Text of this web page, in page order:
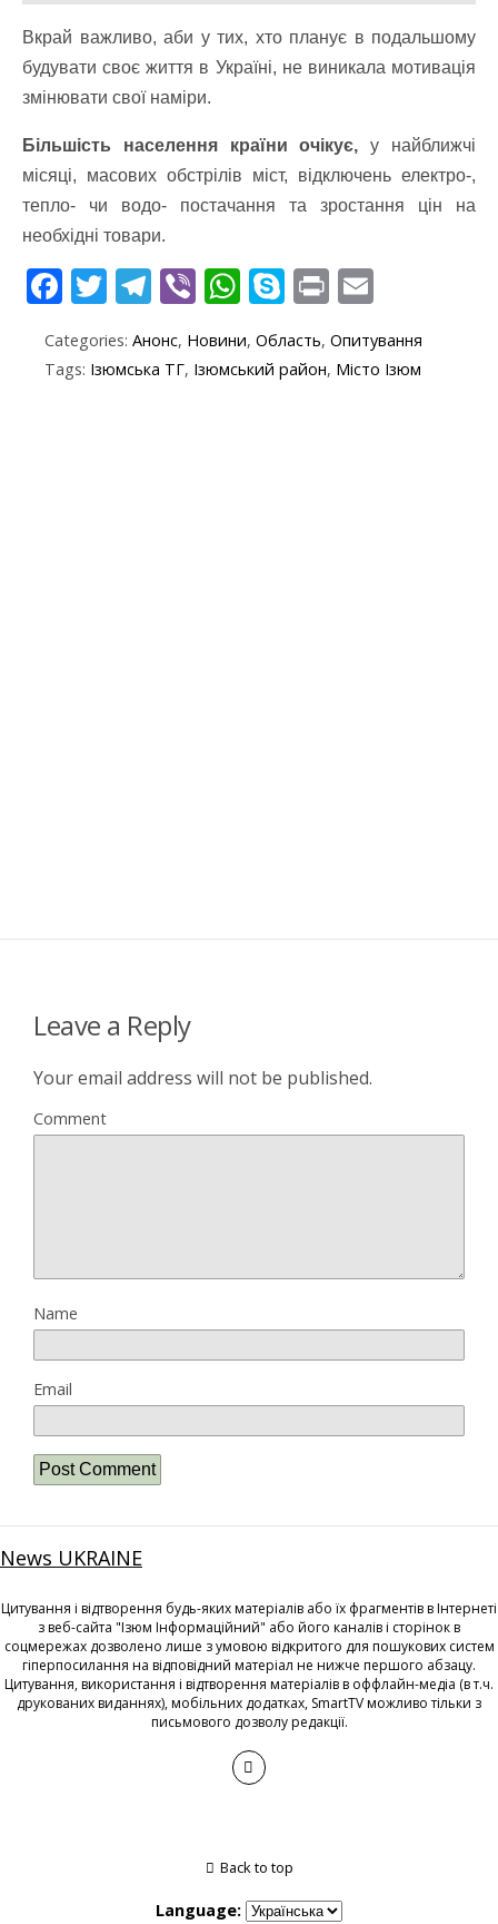
Вкрай важливо, аби у тих, хто планує в подальшому
будувати своє життя в Україні, не виникала мотивація
змінювати свої наміри.
Більшість населення країни очікує, у найближчі
місяці, масових обстрілів міст, відключень електро-,
тепло- чи водо- постачання та зростання цін на
необхідні товари.
F
e
b
T
itt
T
e
gr
Vi
er
W
at
S
y
Pr
t ai
Categories: Анонс, Новини, Область, Опитування
Tags: Ізюмська ТГ, Ізюмський район, Місто Ізюм
Leave a Reply
Your email address will not be published.
Comment
Name
Email
News UKRAINE
Цитування і відтворення будь-яких матеріалів або їх фрагментів в Інтернеті
з веб-сайта "Ізюм Інформаційний" або його каналів і сторінок в
соцмережах дозволено лише з умовою відкритого для пошукових систем
гіперпосилання на відповідний матеріал не нижче першого абзацу.
Цитування, використання і відтворення матеріалів в оффлайн-медіа (в т.ч.
друкованих виданнях), мобільних додатках, SmartTV можливо тільки з
письмового дозволу редакції.
Back to top
Language: